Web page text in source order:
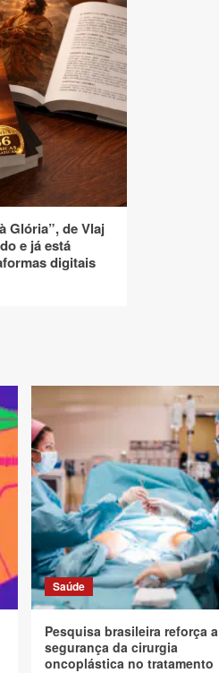
Glória”, de Vlaj
e já está
digitais
Saúde
Pesquisa brasileira reforça a
segurança da cirurgia
oncoplástica no tratamento